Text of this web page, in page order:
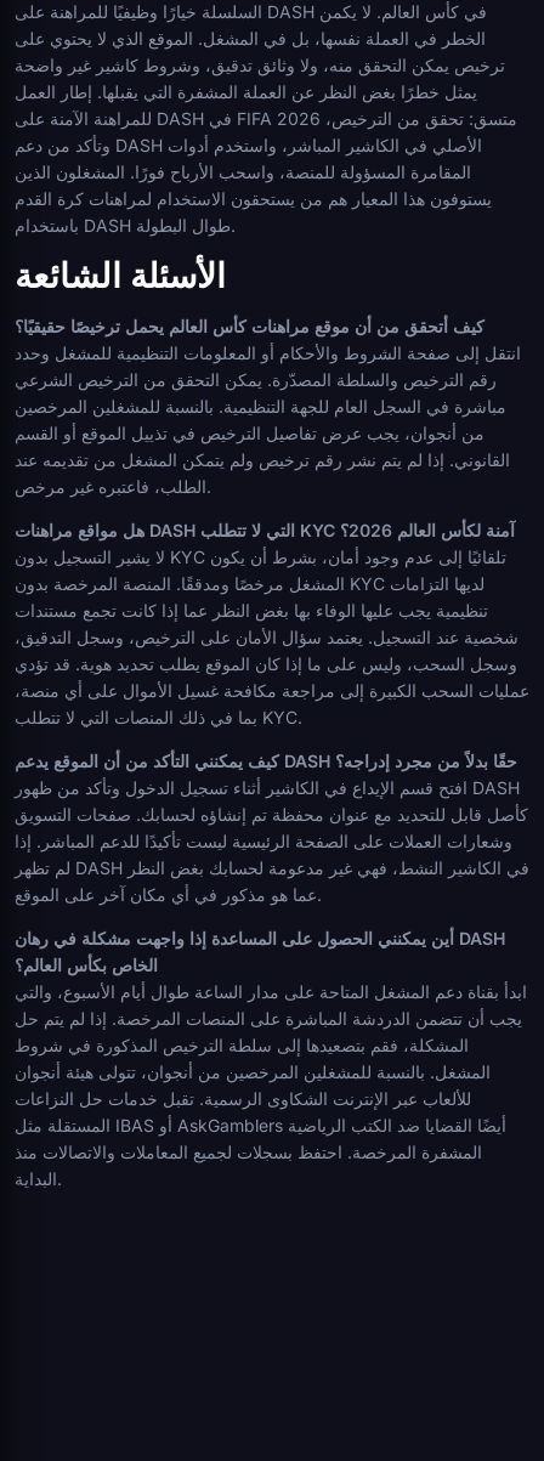
السلسلة خيارًا وظيفيًا للمراهنة على DASH في كأس العالم. لا يكمن
الخطر في العملة نفسها، بل في المشغل. الموقع الذي لا يحتوي على
ترخيص يمكن التحقق منه، ولا وثائق تدقيق، وشروط كاشير غير واضحة
يمثل خطرًا بغض النظر عن العملة المشفرة التي يقبلها. إطار العمل
للمراهنة الآمنة على DASH في FIFA 2026 متسق: تحقق من الترخيص،
وتأكد من دعم DASH الأصلي في الكاشير المباشر، واستخدم أدوات
المقامرة المسؤولة للمنصة، واسحب الأرباح فورًا. المشغلون الذين
يستوفون هذا المعيار هم من يستحقون الاستخدام لمراهنات كرة القدم
باستخدام DASH طوال البطولة.
الأسئلة الشائعة
كيف أتحقق من أن موقع مراهنات كأس العالم يحمل ترخيصًا حقيقيًا؟
انتقل إلى صفحة الشروط والأحكام أو المعلومات التنظيمية للمشغل وحدد
رقم الترخيص والسلطة المصدّرة. يمكن التحقق من الترخيص الشرعي
مباشرة في السجل العام للجهة التنظيمية. بالنسبة للمشغلين المرخصين
من أنجوان، يجب عرض تفاصيل الترخيص في تذييل الموقع أو القسم
القانوني. إذا لم يتم نشر رقم ترخيص ولم يتمكن المشغل من تقديمه عند
الطلب، فاعتبره غير مرخص.
هل مواقع مراهنات DASH التي لا تتطلب KYC آمنة لكأس العالم 2026؟
لا يشير التسجيل بدون KYC تلقائيًا إلى عدم وجود أمان، بشرط أن يكون
المشغل مرخصًا ومدققًا. المنصة المرخصة بدون KYC لديها التزامات
تنظيمية يجب عليها الوفاء بها بغض النظر عما إذا كانت تجمع مستندات
شخصية عند التسجيل. يعتمد سؤال الأمان على الترخيص، وسجل التدقيق،
وسجل السحب، وليس على ما إذا كان الموقع يطلب تحديد هوية. قد تؤدي
عمليات السحب الكبيرة إلى مراجعة مكافحة غسيل الأموال على أي منصة،
بما في ذلك المنصات التي لا تتطلب KYC.
كيف يمكنني التأكد من أن الموقع يدعم DASH حقًا بدلاً من مجرد إدراجه؟
افتح قسم الإيداع في الكاشير أثناء تسجيل الدخول وتأكد من ظهور DASH
كأصل قابل للتحديد مع عنوان محفظة تم إنشاؤه لحسابك. صفحات التسويق
وشعارات العملات على الصفحة الرئيسية ليست تأكيدًا للدعم المباشر. إذا
لم تظهر DASH في الكاشير النشط، فهي غير مدعومة لحسابك بغض النظر
عما هو مذكور في أي مكان آخر على الموقع.
أين يمكنني الحصول على المساعدة إذا واجهت مشكلة في رهان DASH
الخاص بكأس العالم؟
ابدأ بقناة دعم المشغل المتاحة على مدار الساعة طوال أيام الأسبوع، والتي
يجب أن تتضمن الدردشة المباشرة على المنصات المرخصة. إذا لم يتم حل
المشكلة، فقم بتصعيدها إلى سلطة الترخيص المذكورة في شروط
المشغل. بالنسبة للمشغلين المرخصين من أنجوان، تتولى هيئة أنجوان
للألعاب عبر الإنترنت الشكاوى الرسمية. تقبل خدمات حل النزاعات
المستقلة مثل IBAS أو AskGamblers أيضًا القضايا ضد الكتب الرياضية
المشفرة المرخصة. احتفظ بسجلات لجميع المعاملات والاتصالات منذ
البداية.